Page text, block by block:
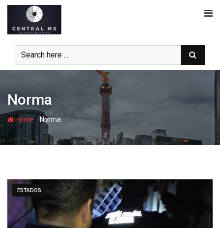
Skip
content
Norma
Home-Norma
ESTADOS